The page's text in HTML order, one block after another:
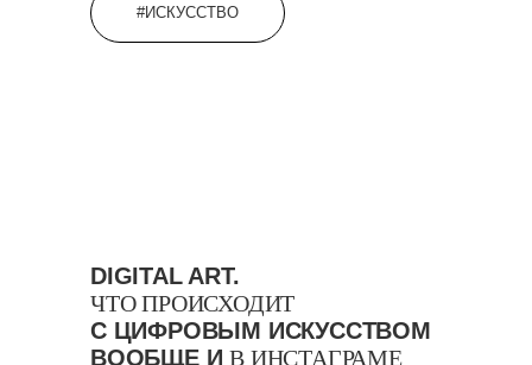
#ИСКУССТВО
DIGITAL ART.
ЧТО ПРОИСХОДИТ
С ЦИФРОВЫМ ИСКУССТВОМ
ВООБЩЕ ИВ ИНСТАГРАМЕ